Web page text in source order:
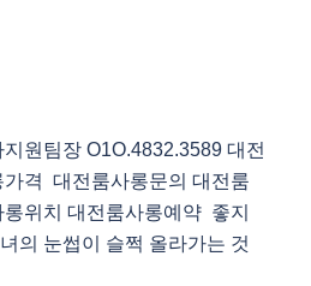
원팀장 O1O.4832.3589 대전
격 대전룸사롱문의 대전룸
위치 대전룸사롱예약 좋지
의 눈썹이 슬쩍 올라가는 것